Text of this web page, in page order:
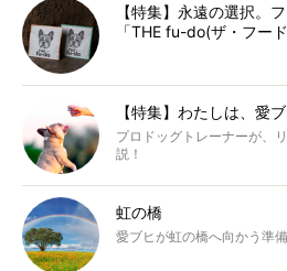
【特集】永遠の選択。
「THE fu-do(ザ・フード
【特集】わたしは、愛
プロドッグトレーナーが、
説！
虹の橋
愛ブヒが虹の橋へ向かう準